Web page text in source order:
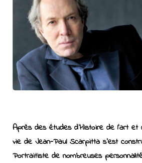
Après des études d’Histoire de l’art et
vie de Jean-Paul Scarpitta s’est
Portraitiste de nombreuses